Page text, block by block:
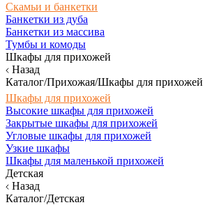
Скамьи и банкетки
Банкетки из дуба
Банкетки из массива
Тумбы и комоды
Шкафы для прихожей
Назад
Каталог/Прихожая/Шкафы для прихожей
Шкафы для прихожей
Высокие шкафы для прихожей
Закрытые шкафы для прихожей
Угловые шкафы для прихожей
Узкие шкафы
Шкафы для маленькой прихожей
Детская
Назад
Каталог/Детская